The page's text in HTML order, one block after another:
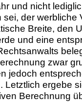
und nicht
der werbliche
Breite, den
und eine
zwar
jedoch
Letztlich ergebe
Berechnung